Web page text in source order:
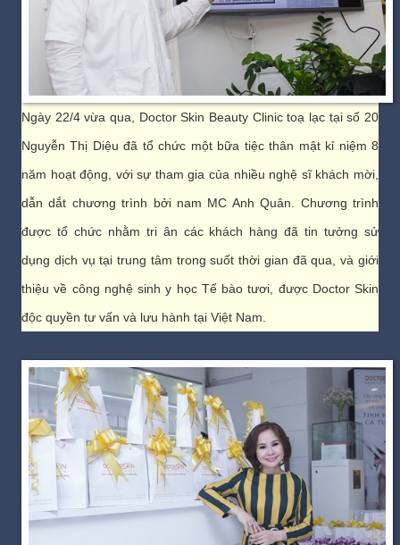
Ngày 22/4 vừa qua, Doctor Skin Beauty Clinic toạ lạc tại số 20
Nguyễn Thị Diệu đã tổ chức một bữa tiệc thân mật kỉ niệm 8
năm hoạt động, với sự tham gia của nhiều nghệ sĩ khách mời,
dẫn dắt chương trình bởi nam MC Anh Quân. Chương trình
được tổ chức nhằm tri ân các khách hàng đã tin tưởng sử
dụng dịch vụ tại trung tâm trong suốt thời gian đã qua, và giới
thiệu về công nghệ sinh y học Tế bào tươi, được Doctor Skin
độc quyền tư vấn và lưu hành tại Việt Nam.